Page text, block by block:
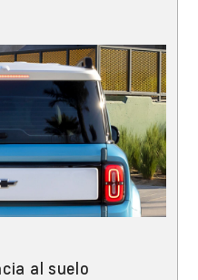
al suelo